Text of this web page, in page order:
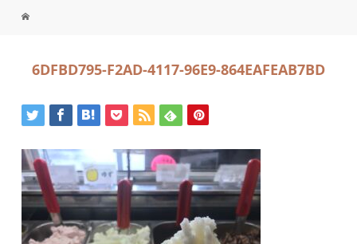
6DFBD795-F2AD-4117-96E9-864EAFEAB7BD